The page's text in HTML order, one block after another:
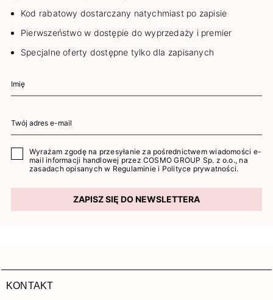
Kod rabatowy dostarczany natychmiast po zapisie
Pierwszeństwo w dostępie do wyprzedaży i premier
Specjalne oferty dostępne tylko dla zapisanych
Wyrażam zgodę na przesyłanie za pośrednictwem wiadomości e-
mail informacji handlowej przez COSMO GROUP Sp. z o.o., na
zasadach opisanych w Regulaminie i Polityce prywatności.
ZAPISZ SIĘ DO NEWSLETTERA
KONTAKT